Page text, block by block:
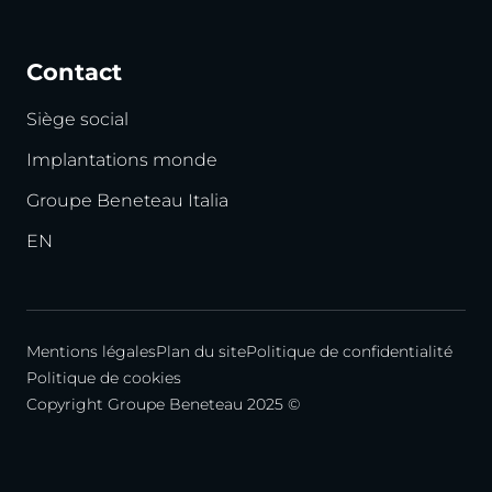
Contact
Siège social
Implantations monde
Groupe Beneteau Italia
EN
Mentions légalesPlan du sitePolitique de confidentialité
Politique de cookies
Copyright Groupe Beneteau 2025 ©